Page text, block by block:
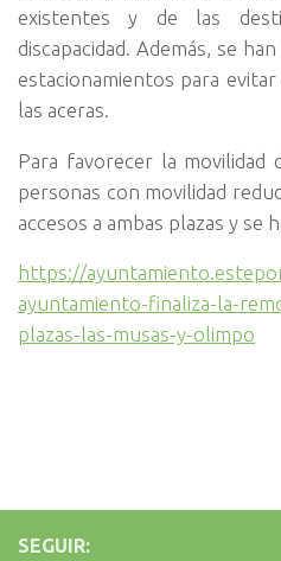
existentes y de las
discapacidad. Además, se
estacionamientos para
las aceras.
Para favorecer la movilidad
personas con movilidad
accesos a ambas plazas y se
https://
ayuntamiento-finaliza-la-
plazas-las-musas-y-olimpo
SEGUIR: